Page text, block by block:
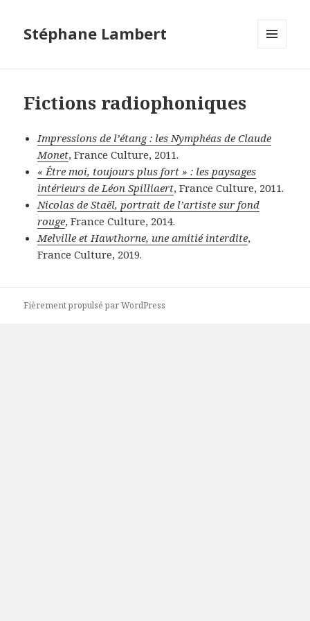
Stéphane Lambert
Fictions radiophoniques
Impressions de l’étang : les Nymphéas de Claude
Monet, France Culture, 2011.
« Être moi, toujours plus fort » : les paysages
intérieurs de Léon Spilliaert, France Culture, 2011.
Nicolas de Staël, portrait de l’artiste sur fond
rouge, France Culture, 2014.
Melville et Hawthorne, une amitié interdite,
France Culture, 2019.
Fièrement propulsé par WordPress